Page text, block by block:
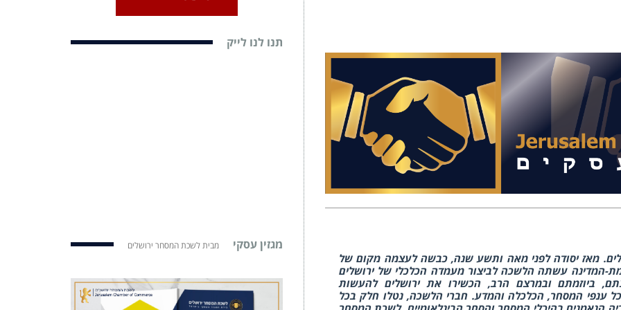
מאז יסודה לפני מאה ותשע שנה, כבשה לעצמה מקום של
המדינה עשתה הלשכה לביצור מעמדה הכלכלי של ירושלים
ביוזמתם ובמרצם הרב, הכשירו את ירושלים להעשות
ענפי המסחר, הכלכלה והמדע. חברי הלשכה, נטלו חלק בכל
תנו לנו לייק
מגזין עסקי מבית לשכת המסחר ירושלים